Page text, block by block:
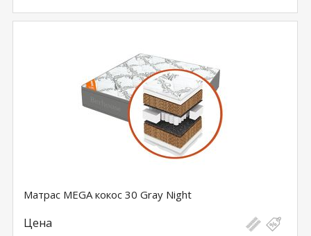
Матрас MEGA кокос 30 Gray Night
Цена